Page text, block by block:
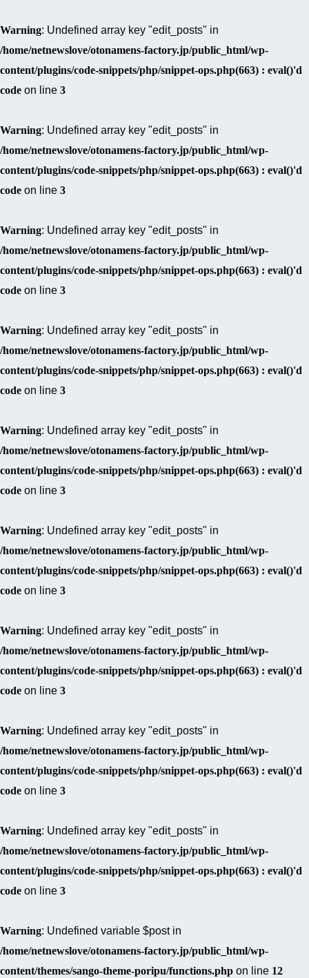
Warning: Undefined array key "edit_posts" in
/home/netnewslove/otonamens-factory.jp/public_html/wp-
content/plugins/code-snippets/php/snippet-ops.php(663) : eval()'d
code on line 3
Warning: Undefined array key "edit_posts" in
/home/netnewslove/otonamens-factory.jp/public_html/wp-
content/plugins/code-snippets/php/snippet-ops.php(663) : eval()'d
code on line 3
Warning: Undefined array key "edit_posts" in
/home/netnewslove/otonamens-factory.jp/public_html/wp-
content/plugins/code-snippets/php/snippet-ops.php(663) : eval()'d
code on line 3
Warning: Undefined array key "edit_posts" in
/home/netnewslove/otonamens-factory.jp/public_html/wp-
content/plugins/code-snippets/php/snippet-ops.php(663) : eval()'d
code on line 3
Warning: Undefined array key "edit_posts" in
/home/netnewslove/otonamens-factory.jp/public_html/wp-
content/plugins/code-snippets/php/snippet-ops.php(663) : eval()'d
code on line 3
Warning: Undefined array key "edit_posts" in
/home/netnewslove/otonamens-factory.jp/public_html/wp-
content/plugins/code-snippets/php/snippet-ops.php(663) : eval()'d
code on line 3
Warning: Undefined array key "edit_posts" in
/home/netnewslove/otonamens-factory.jp/public_html/wp-
content/plugins/code-snippets/php/snippet-ops.php(663) : eval()'d
code on line 3
Warning: Undefined array key "edit_posts" in
/home/netnewslove/otonamens-factory.jp/public_html/wp-
content/plugins/code-snippets/php/snippet-ops.php(663) : eval()'d
code on line 3
Warning: Undefined array key "edit_posts" in
/home/netnewslove/otonamens-factory.jp/public_html/wp-
content/plugins/code-snippets/php/snippet-ops.php(663) : eval()'d
code on line 3
Warning: Undefined variable $post in
/home/netnewslove/otonamens-factory.jp/public_html/wp-
content/themes/sango-theme-poripu/functions.php on line 12